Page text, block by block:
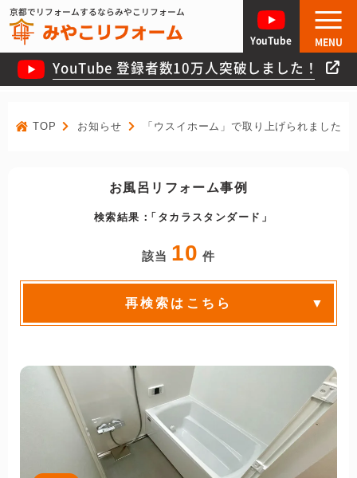
京都でリフォームするならみやこリフォーム
YouTube 登録者数10万人突破しました！
YouTube MENU
TOP お知らせ 「ウスイホーム」で取り上げられました！
お風呂リフォーム事例
検索結果： タカラスタンダード
該当 10 件
再検索はこちら